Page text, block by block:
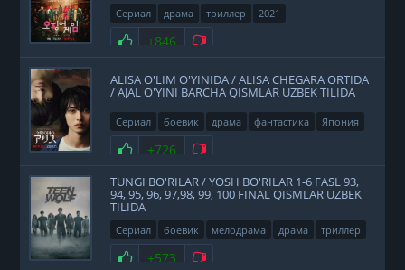
Сериал драма триллер 2021
Нравится
+846 Не нравится
ALISA O'LIM O'YINIDA / ALISA CHEGARA ORTIDA
/ AJAL O'YINI BARCHA QISMLAR UZBEK TILIDA
Сериал боевик драма фантастика
Япония
2020
Нравится
+726 Не нравится
TUNGI BO'RILAR / YOSH BO'RILAR 1-6 FASL 93,
94, 95, 96, 97,98, 99, 100 FINAL QISMLAR UZBEK
TILIDA
Сериал боевик мелодрама драма
триллер
фэнтези
США 2011
Нравится
+573 Не нравится